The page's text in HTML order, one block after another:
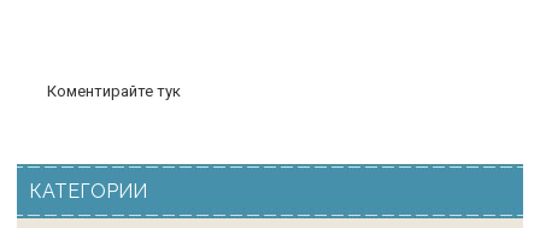
Коментирайте тук
КАТЕГОРИИ